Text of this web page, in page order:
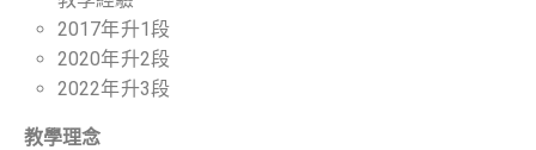
2017年升1段
2020年升2段
2022年升3段
教學理念